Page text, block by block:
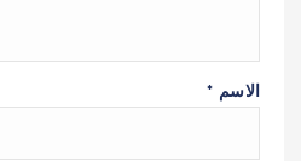
الاسم *